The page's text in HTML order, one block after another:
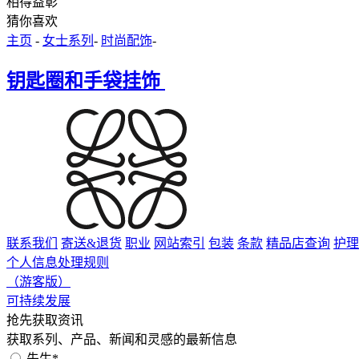
猜你喜欢
主页 - 女士系列 - 时尚配饰-
钥匙圈和手袋挂饰
联系我们 寄送&退货 职业 网站索引 包装 条款 精品店查询 护
个人信息处理规则
（游客版）
可持续发展
抢先获取资讯
获取系列、产品、新闻和灵感的最新信息